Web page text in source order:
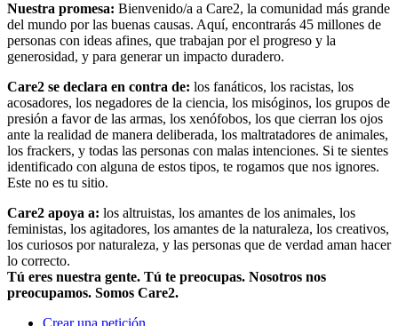
Nuestra promesa: Bienvenido/a a Care2, la comunidad más grande
del mundo por las buenas causas. Aquí, encontrarás 45 millones de
personas con ideas afines, que trabajan por el progreso y la
generosidad, y para generar un impacto duradero.
Care2 se declara en contra de: los fanáticos, los racistas, los
acosadores, los negadores de la ciencia, los misóginos, los grupos de
presión a favor de las armas, los xenófobos, los que cierran los ojos
ante la realidad de manera deliberada, los maltratadores de animales,
los frackers, y todas las personas con malas intenciones. Si te sientes
identificado con alguna de estos tipos, te rogamos que nos ignores.
Este no es tu sitio.
Care2 apoya a: los altruistas, los amantes de los animales, los
feministas, los agitadores, los amantes de la naturaleza, los creativos,
los curiosos por naturaleza, y las personas que de verdad aman hacer
lo correcto.
Tú eres nuestra gente. Tú te preocupas. Nosotros nos
preocupamos. Somos Care2.